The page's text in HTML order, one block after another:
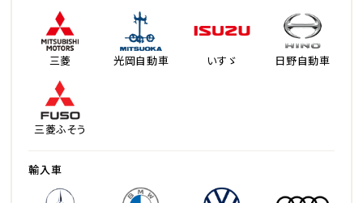
三菱 光岡自動車 いすゞ 日野自動車
三菱ふそう
輸入車